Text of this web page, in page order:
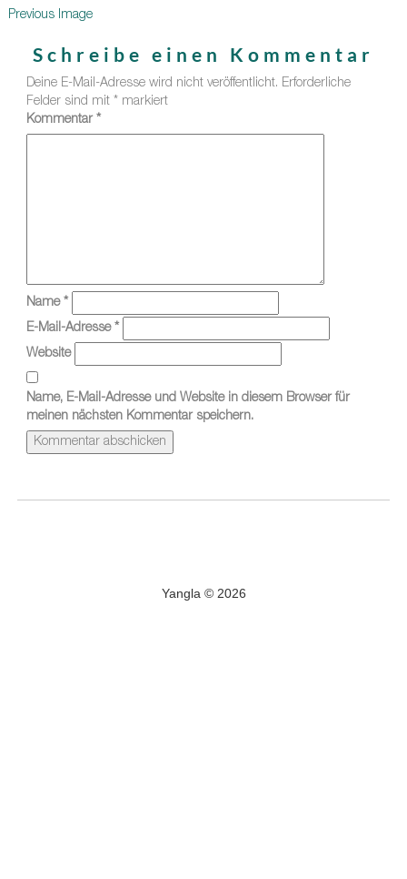
Previous Image
Schreibe einen Kommentar
Deine E-Mail-Adresse wird nicht veröffentlicht. Erforderliche
Felder sind mit * markiert
Kommentar *
Name *
E-Mail-Adresse *
Website
Name, E-Mail-Adresse und Website in diesem Browser für
meinen nächsten Kommentar speichern.
Yangla © 2026